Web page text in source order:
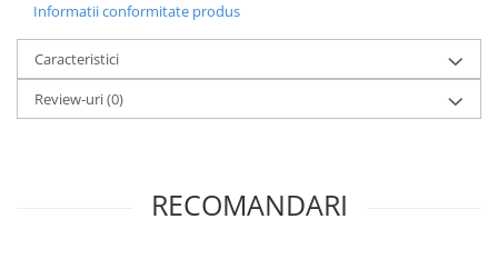
Nu incinerati
Nu demontati
Nu scurtcircuitati contactele pozitive si negative
Nu expuneti la caldura
Nu descarcati complet
Nu folositi forta pentru a instala o baterie li-ion
Informatii conformitate produs
Caracteristici
Review-uri(0)
RECOMANDARI